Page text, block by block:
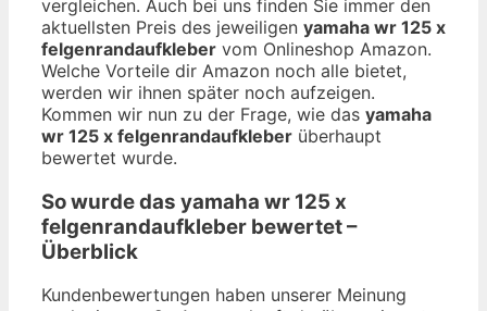
vergleichen. Auch bei uns finden Sie immer den
aktuellsten Preis des jeweiligen yamaha wr 125 x
felgenrandaufkleber vom Onlineshop Amazon.
Welche Vorteile dir Amazon noch alle bietet,
werden wir ihnen später noch aufzeigen.
Kommen wir nun zu der Frage, wie das yamaha
wr 125 x felgenrandaufkleber überhaupt
bewertet wurde.
So wurde das yamaha wr 125 x
felgenrandaufkleber bewertet –
Überblick
Kundenbewertungen haben unserer Meinung